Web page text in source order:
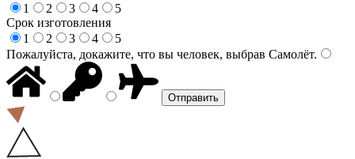
1
2 3 4
5
Срок изготовления
1
2 3 4
5
Пожалуйста, докажите, что вы человек, выбрав Самолёт.